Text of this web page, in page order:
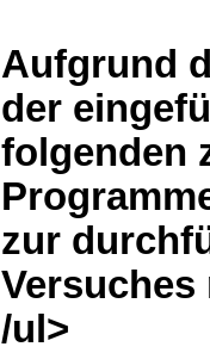
Aufgrund
der
folgenden
zur
/ul>